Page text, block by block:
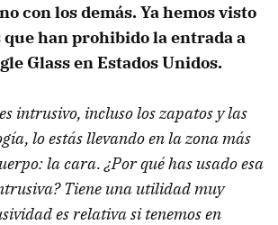
con los demás. Ya hemos visto
que han prohibido la entrada a
Glass en Estados Unidos.
intrusivo, incluso los zapatos y las
lo estás llevando en la zona más
la cara. ¿Por qué has usado esa
Tiene una utilidad muy
es relativa si tenemos en